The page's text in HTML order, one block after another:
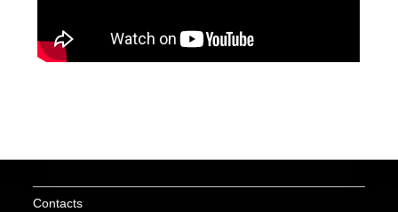
Contacts